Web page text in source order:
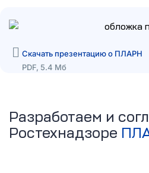
Скачать презентацию о ПЛАРН
PDF, 5.4 Мб
Разработаем и
Ростехнадзоре